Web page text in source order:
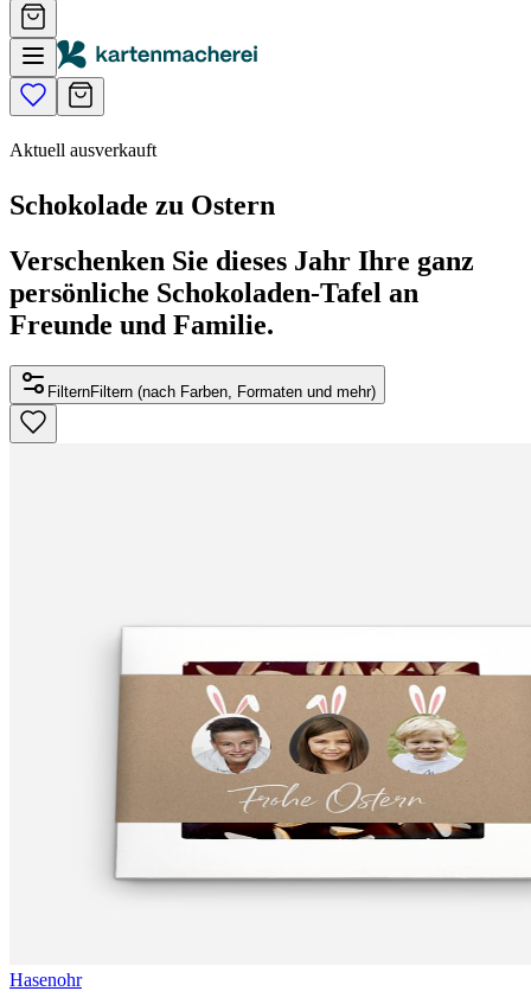
Aktuell ausverkauft
Schokolade zu Ostern
Verschenken Sie dieses Jahr Ihre ganz
persönliche Schokoladen-Tafel an
Freunde und Familie.
FilternFiltern (nach Farben, Formaten und mehr)
Hasenohr